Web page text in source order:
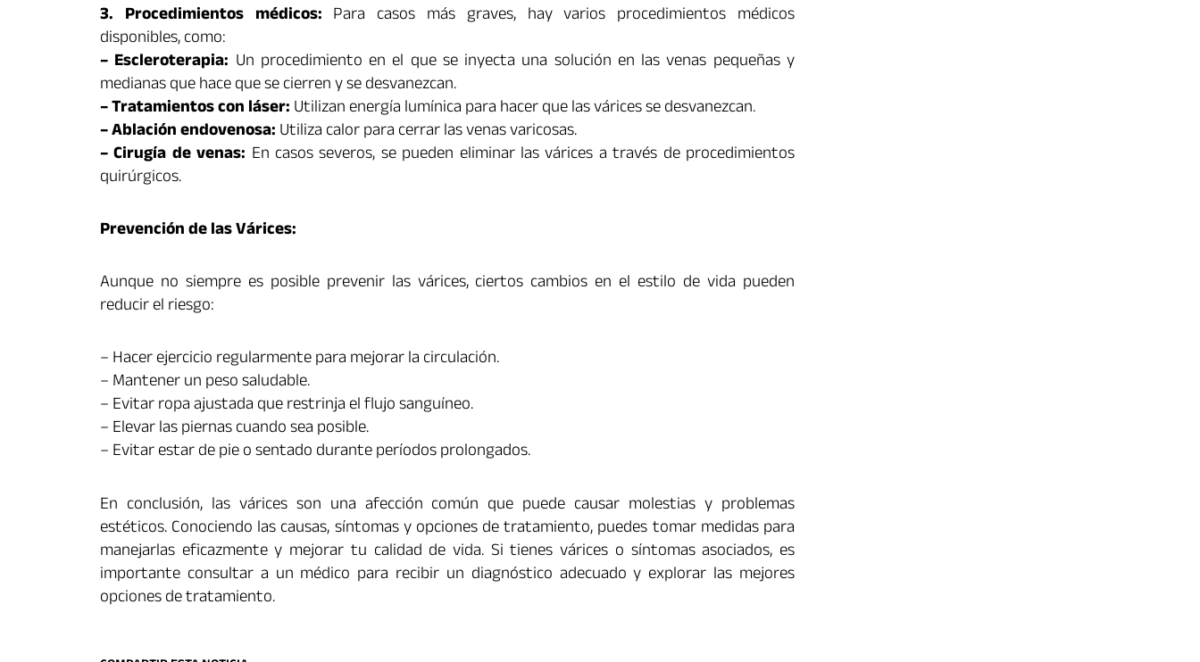
3. Procedimientos médicos: Para casos más graves, hay varios procedimientos médicos
disponibles, como:
– Escleroterapia: Un procedimiento en el que se inyecta una solución en las venas pequeñas y
medianas que hace que se cierren y se desvanezcan.
– Tratamientos con láser:Utilizan energía lumínica para hacer que las várices se desvanezcan.
– Ablación endovenosa:Utiliza calor para cerrar las venas varicosas.
– Cirugía de venas: En casos severos, se pueden eliminar las várices a través de procedimientos
quirúrgicos.
Prevención de las Várices:
Aunque no siempre es posible prevenir las várices, ciertos cambios en el estilo de vida pueden
reducir el riesgo:
– Hacer ejercicio regularmente para mejorar la circulación.
– Mantener un peso saludable.
– Evitar ropa ajustada que restrinja el flujo sanguíneo.
– Elevar las piernas cuando sea posible.
– Evitar estar de pie o sentado durante períodos prolongados.
En conclusión, las várices son una afección común que puede causar molestias y problemas
estéticos. Conociendo las causas, síntomas y opciones de tratamiento, puedes tomar medidas para
manejarlas eficazmente y mejorar tu calidad de vida. Si tienes várices o síntomas asociados, es
importante consultar a un médico para recibir un diagnóstico adecuado y explorar las mejores
opciones de tratamiento.